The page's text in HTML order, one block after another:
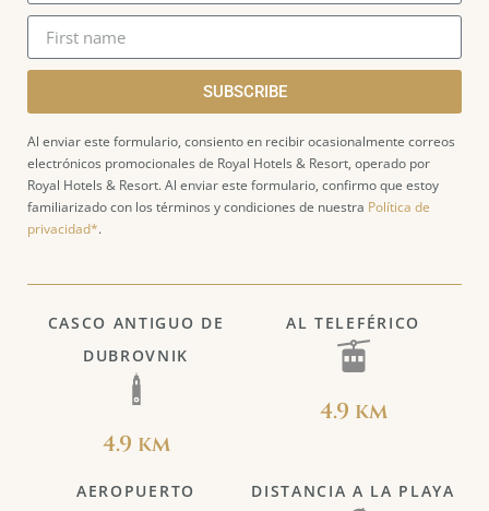
SUBSCRIBE
Al enviar este formulario, consiento en recibir ocasionalmente correos
electrónicos promocionales de Royal Hotels & Resort, operado por
Royal Hotels & Resort. Al enviar este formulario, confirmo que estoy
familiarizado con los términos y condiciones de nuestra Política de
privacidad*.
CASCO ANTIGUO DE
DUBROVNIK
4.9 km
AL TELEFÉRICO
4.9 km
AEROPUERTO
DISTANCIA A LA PLAYA